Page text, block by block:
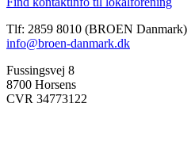
Tlf: 2859 8010 (BROEN Danmark)
info@broen-danmark.dk
Fussingsvej 8
8700 Horsens
CVR 34773122